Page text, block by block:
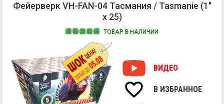
Фейерверк VH-FAN-04 Тасмания / Tasmanie (1"
х 25)
ТОВАР В НАЛИЧИИ
ВИДЕО
В ИЗБРАННОЕ